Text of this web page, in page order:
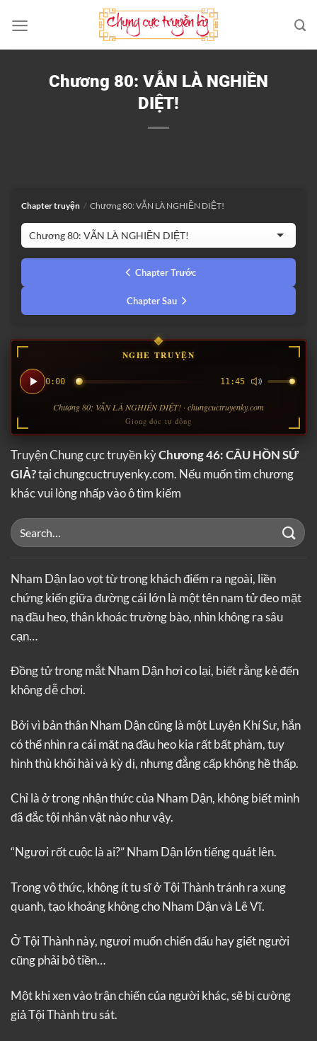
qua
nội
Chương 80: VẪN LÀ NGHIỀN
DIỆT!
Chapter truyện / Chương 80: VẪN LÀ NGHIỀN DIỆT!
Chapter Trước
Chapter Sau
NGHE TRUYỆN
0:00 11:45
Chương 80: VẪN LÀ NGHIỀN DIỆT! · chungcuctruyenky.com
Giọng đọc tự động
Truyện Chung cực truyền kỳChương 46: CÂU HỒN SỨ
GIẢ?tại chungcuctruyenky.com. Nếu muốn tìm chương
khác vui lòng nhấp vào ô tìm kiếm
Nham Dận lao vọt từ trong khách điếm ra ngoài, liền
chứng kiến giữa đường cái lớn là một tên nam tử đeo mặt
nạ đầu heo, thân khoác trường bào, nhìn không ra sâu
cạn…
Đồng tử trong mắt Nham Dận hơi co lại, biết rằng kẻ đến
không dễ chơi.
Bởi vì bản thân Nham Dận cũng là một Luyện Khí Sư, hắn
có thể nhìn ra cái mặt nạ đầu heo kia rất bất phàm, tuy
hình thù khôi hài và kỳ dị, nhưng đẳng cấp không hề thấp.
Chỉ là ở trong nhận thức của Nham Dận, không biết mình
đã đắc tội nhân vật nào như vậy.
“Ngươi rốt cuộc là ai?” Nham Dận lớn tiếng quát lên.
Trong vô thức, không ít tu sĩ ở Tội Thành tránh ra xung
quanh, tạo khoảng không cho Nham Dận và Lê Vĩ.
Ở Tội Thành này, ngươi muốn chiến đấu hay giết người
cũng phải bỏ tiền…
Một khi xen vào trận chiến của người khác, sẽ bị cường
giả Tội Thành tru sát.